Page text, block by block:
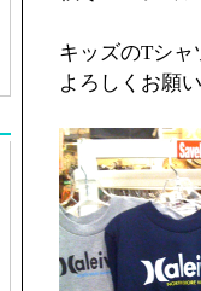
キッズのTシ
よろしくお願